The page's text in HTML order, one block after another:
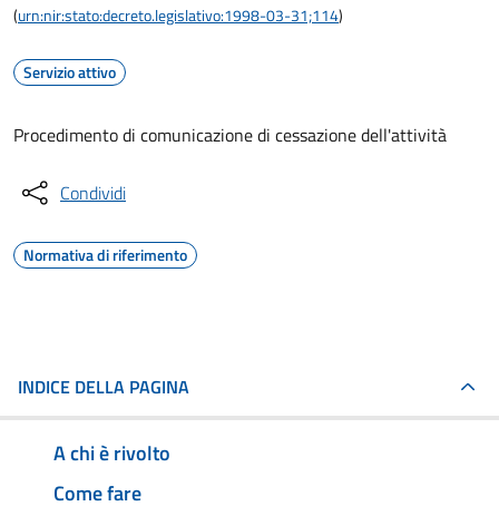
(urn:nir:stato:decreto.legislativo:1998-03-31;114)
Servizio attivo
Procedimento di comunicazione di cessazione dell'attività
Condividi
Normativa di riferimento
INDICE DELLA PAGINA
A chi è rivolto
Come fare